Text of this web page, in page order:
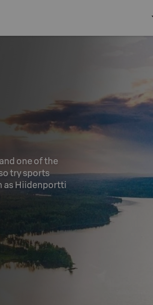
one of the
try sports
as Hiidenportti